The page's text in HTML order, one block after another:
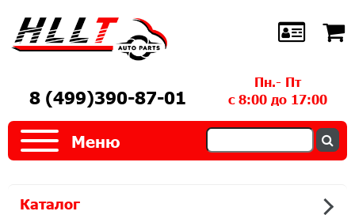
8 (499)390-87-01
Пн.- Пт
с 8:00 до 17:00
Меню
Каталог